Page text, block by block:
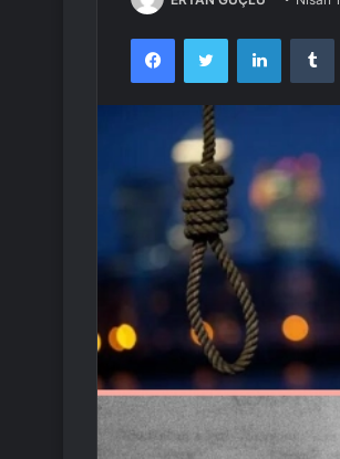
FacebookTwitter LinkedIn